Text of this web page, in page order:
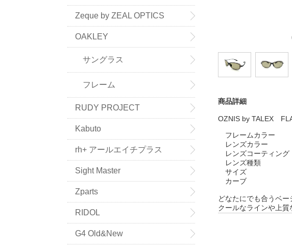
商品詳細
OZNIS by TALEX
フレームカラ
レンズカラー
レンズコーティン
レンズ種類
サイズ
カーブ 6
どなたにでも合うベー
クールなラインや上質
Zeque by ZEAL OPTICS
OAKLEY
サングラス
フレーム
RUDY PROJECT
Kabuto
rh+ アールエイチプラス
Sight Master
Zparts
RIDOL
G4 Old&New